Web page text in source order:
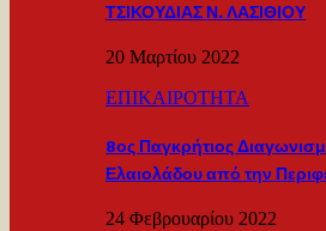
ΤΣΙΚΟΥΔΙΑΣ Ν. ΛΑΣΙΘΙΟΥ
20 Μαρτίου 2022
ΕΠΙΚΑΙΡΟΤΗΤΑ
8ος Παγκρήτιος
Ελαιολάδου από την
24 Φεβρουαρίου 2022